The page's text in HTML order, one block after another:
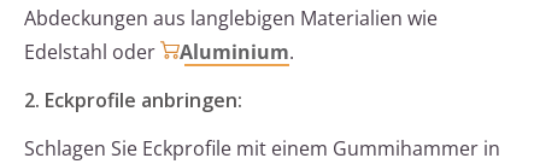
Abdeckungen aus langlebigen Materialien wie
Edelstahl oder
Aluminium.
2. Eckprofile anbringen:
Schlagen Sie Eckprofile mit einem Gummihammer in